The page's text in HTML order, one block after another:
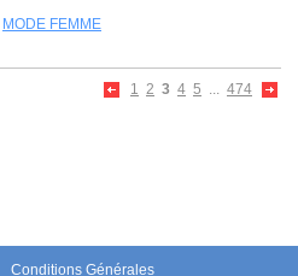
MODE FEMME
1 2 3 4 5 ... 474
Conditions Générales